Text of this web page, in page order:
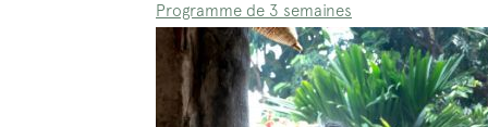
Programme de 3 semaines